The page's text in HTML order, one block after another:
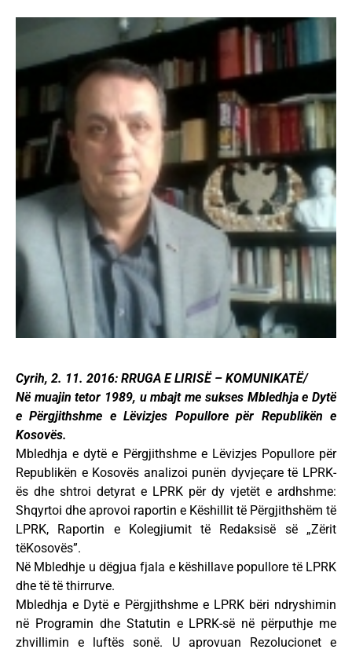
Cyrih, 2. 11. 2016: RRUGA E LIRISË – KOMUNIKATË/
Në muajin tetor 1989, u mbajt me sukses Mbledhja e Dytë
e Përgjithshme e Lëvizjes Popullore për Republikën e
Kosovës.
Mbledhja e dytë e Përgjithshme e Lëvizjes Popullore për
Republikën e Kosovës analizoi punën dyvjeçare të LPRK-
ës dhe shtroi detyrat e LPRK për dy vjetët e ardhshme:
Shqyrtoi dhe aprovoi raportin e Këshillit të Përgjithshëm të
LPRK, Raportin e Kolegjiumit të Redaksisë së „Zërit
tëKosovës”.
Në Mbledhje u dëgjua fjala e këshillave popullore të LPRK
dhe të të thirrurve.
Mbledhja e Dytë e Përgjithshme e LPRK bëri ndryshimin
në Programin dhe Statutin e LPRK-së në përputhje me
zhvillimin e luftës sonë. U aprovuan Rezolucionet e